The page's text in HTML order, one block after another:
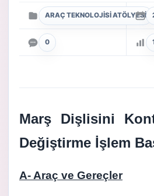
ARAÇ TEKNOLOJISI ATÖLYESI
0
Marş Dişlisini
Değiştirme İşlem
A- Araç ve Gereçler